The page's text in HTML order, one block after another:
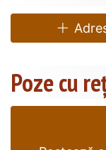
Poze cu